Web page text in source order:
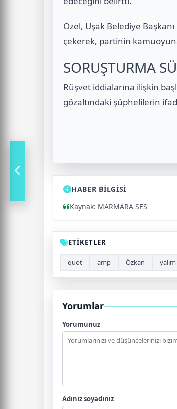
Özel, Uşak Belediye
çekerek, partinin
SORUŞTURMA
Rüşvet iddialarına ilişkin
gözaltındaki şüphelilerin
HABER BİLGİSİ
Kaynak: MARMARA SES
ETİKETLER
quot amp Özkan yalım
Yorumlar
Yorumunuz
Adınız soyadınız